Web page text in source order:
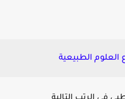
الطبيعية